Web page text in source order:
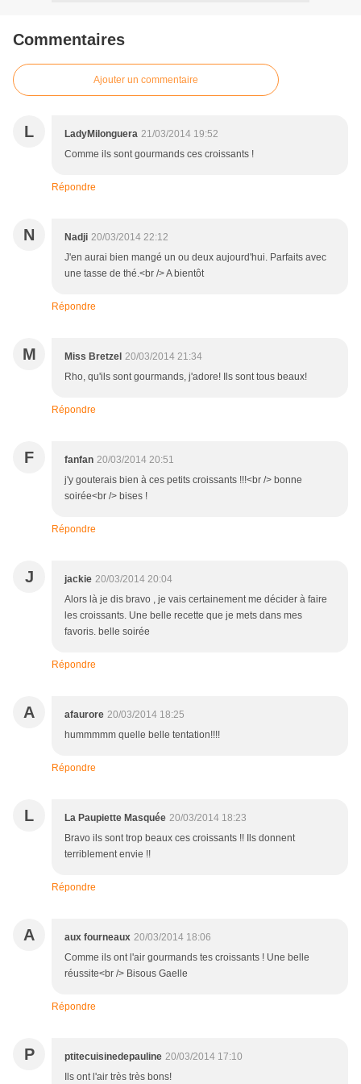
Commentaires
Ajouter un commentaire
L LadyMilonguera 21/03/2014 19:52
Comme ils sont gourmands ces croissants !
Répondre
N Nadji 20/03/2014 22:12
J'en aurai bien mangé un ou deux aujourd'hui. Parfaits avec
une tasse de thé.<br /> A bientôt
Répondre
M Miss Bretzel 20/03/2014 21:34
Rho, qu'ils sont gourmands, j'adore! Ils sont tous beaux!
Répondre
F fanfan 20/03/2014 20:51
j'y gouterais bien à ces petits croissants !!!<br /> bonne
soirée<br /> bises !
Répondre
J jackie 20/03/2014 20:04
Alors là je dis bravo , je vais certainement me décider à faire
les croissants. Une belle recette que je mets dans mes
favoris. belle soirée
Répondre
A afaurore 20/03/2014 18:25
hummmmm quelle belle tentation!!!!
Répondre
L La Paupiette Masquée 20/03/2014 18:23
Bravo ils sont trop beaux ces croissants !! Ils donnent
terriblement envie !!
Répondre
A aux fourneaux 20/03/2014 18:06
Comme ils ont l'air gourmands tes croissants ! Une belle
réussite<br /> Bisous Gaelle
Répondre
P ptitecuisinedepauline 20/03/2014 17:10
Ils ont l'air très très bons!